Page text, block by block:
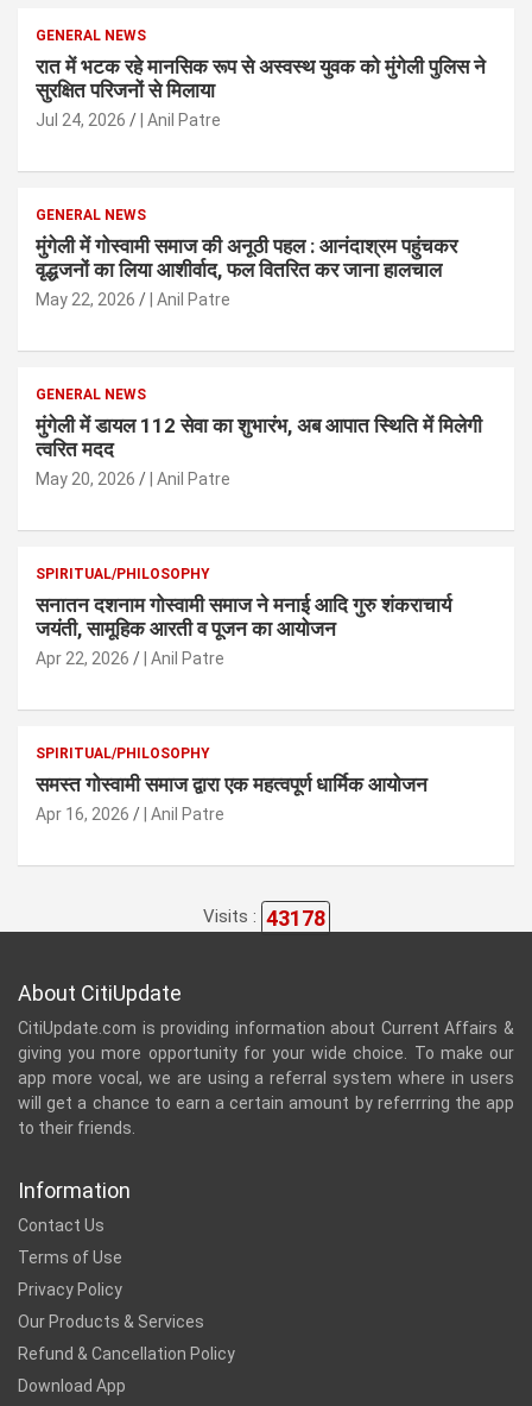
GENERAL NEWS
रात में भटक रहे मानसिक रूप से अस्वस्थ युवक को मुंगेली पुलिस ने
सुरक्षित परिजनों से मिलाया
Jul 24, 2026 | Anil Patre
GENERAL NEWS
मुंगेली में गोस्वामी समाज की अनूठी पहल : आनंदाश्रम पहुंचकर
वृद्धजनों का लिया आशीर्वाद, फल वितरित कर जाना हालचाल
May 22, 2026 | Anil Patre
GENERAL NEWS
मुंगेली में डायल 112 सेवा का शुभारंभ, अब आपात स्थिति में मिलेगी
त्वरित मदद
May 20, 2026 | Anil Patre
SPIRITUAL/PHILOSOPHY
सनातन दशनाम गोस्वामी समाज ने मनाई आदि गुरु शंकराचार्य
जयंती, सामूहिक आरती व पूजन का आयोजन
Apr 22, 2026 | Anil Patre
SPIRITUAL/PHILOSOPHY
समस्त गोस्वामी समाज द्वारा एक महत्वपूर्ण धार्मिक आयोजन
Apr 16, 2026 | Anil Patre
Visits : 43178
About CitiUpdate
CitiUpdate.com is providing information about Current Affairs &
giving you more opportunity for your wide choice. To make our
app more vocal, we are using a referral system where in users
will get a chance to earn a certain amount by referrring the app
to their friends.
Information
Contact Us
Terms of Use
Privacy Policy
Our Products & Services
Refund & Cancellation Policy
Download App